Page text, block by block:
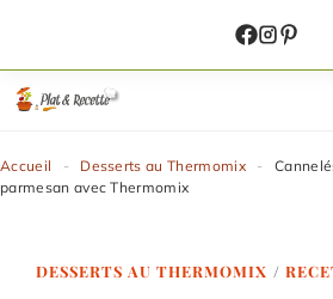
contenu
Accueil - Desserts au Thermomix -
parmesan avec Thermomix
DESSERTS AU THERMOMIX /